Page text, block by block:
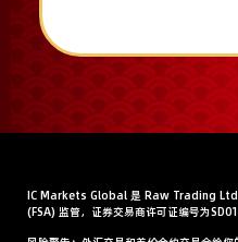
IC Markets Global 是 Raw Trading Ltd
(FSA) 监管，证券交易商许可证编号为